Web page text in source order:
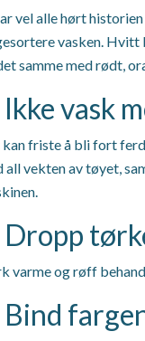
vel alle hørt
vasken. Hvitt
samme med rødt,
Ikke vask
friste å bli fort
all vekten av tøyet,
Dropp
varme og røff
Bind